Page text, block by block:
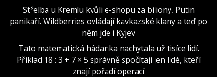
Střelba u Kremlu kvůli e-shopu za biliony, Putin
panikaří. Wildberries ovládají kavkazské klany a teď po
něm jde i Kyjev
Tato matematická hádanka nachytala už tisíce lidí.
Příklad 18 : 3 + 7 × 5 správně spočítají jen lidé, kteří
znají pořadí operací